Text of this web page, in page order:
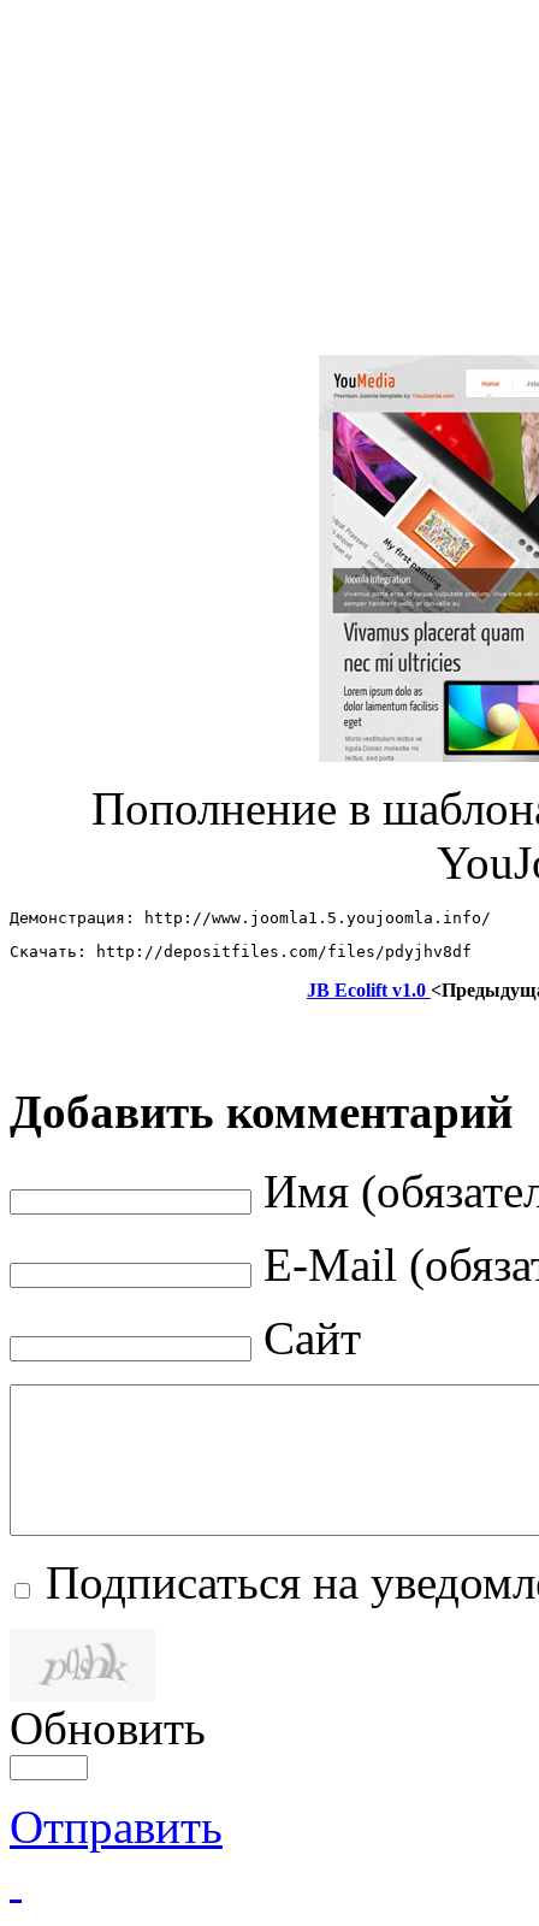
Пополнение в
Демонстрация: http://www.joomla1.5.youjoomla.info/
Скачать: http://depositfiles.com/files/pdyjhv8df
JB Ecolift v1.0
Добавить комментарий
Имя
E-Mail
Сайт
Подписаться на
Обновить
Отправить